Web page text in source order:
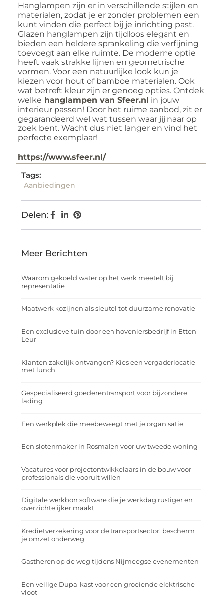
Hanglampen zijn er in verschillende stijlen en
materialen, zodat je er zonder problemen een
kunt vinden die perfect bij je inrichting past.
Glazen hanglampen zijn tijdloos elegant en
bieden een heldere sprankeling die verfijning
toevoegt aan elke ruimte. De moderne optie
heeft vaak strakke lijnen en geometrische
vormen. Voor een natuurlijke look kun je
kiezen voor hout of bamboe materialen. Ook
wat betreft kleur zijn er genoeg opties. Ontdek
welke hanglampen van Sfeer.nl in jouw
interieur passen! Door het ruime aanbod, zit er
gegarandeerd wel wat tussen waar jij naar op
zoek bent. Wacht dus niet langer en vind het
perfecte exemplaar!
https://www.sfeer.nl/
Tags:
Aanbiedingen
Delen:
Meer Berichten
Waarom gekoeld water op het werk meetelt bij
representatie
Maatwerk kozijnen als sleutel tot duurzame renovatie
Een exclusieve tuin door een hoveniersbedrijf in Etten-
Leur
Klanten zakelijk ontvangen? Kies een vergaderlocatie
met lunch
Gespecialiseerd goederentransport voor bijzondere
lading
Een werkplek die meebeweegt met je organisatie
Een slotenmaker in Rosmalen voor uw tweede woning
Vacatures voor projectontwikkelaars in de bouw voor
professionals die vooruit willen
Digitale werkbon software die je werkdag rustiger en
overzichtelijker maakt
Kredietverzekering voor de transportsector: bescherm
je omzet onderweg
Gastheren op de weg tijdens Nijmeegse evenementen
Een veilige Dupa-kast voor een groeiende elektrische
vloot